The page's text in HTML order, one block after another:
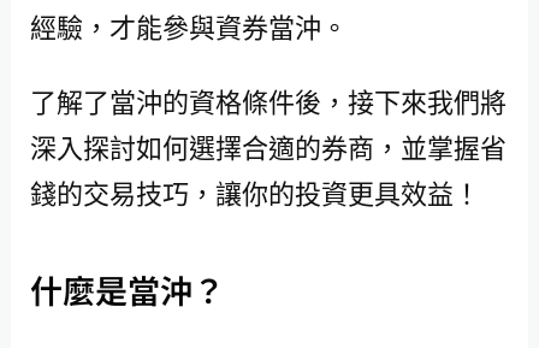
經驗，才能參與資券當沖。
了解了當沖的資格條件後，接下來我們將
深入探討如何選擇合適的券商，並掌握省
錢的交易技巧，讓你的投資更具效益！
什麼是當沖？